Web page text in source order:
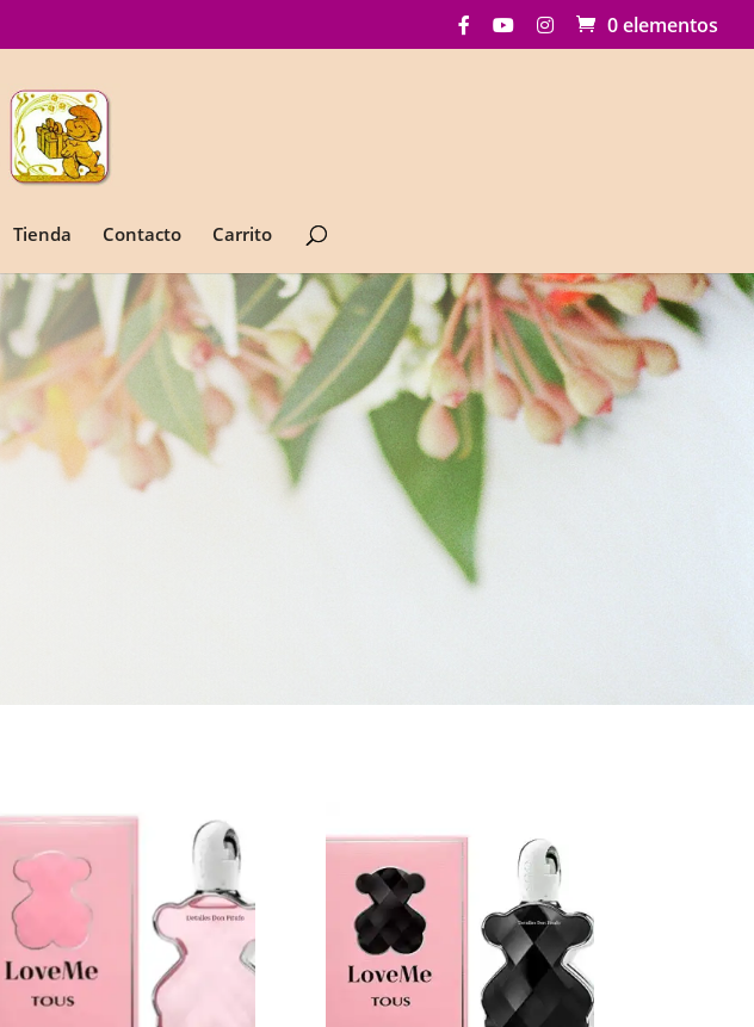
0 elementos
Tienda Contacto Carrito